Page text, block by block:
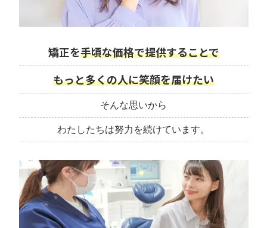
矯正を手頃な価格で提供することで
もっと多くの人に笑顔を届けたい
そんな思いから
わたしたちは努力を続けています。